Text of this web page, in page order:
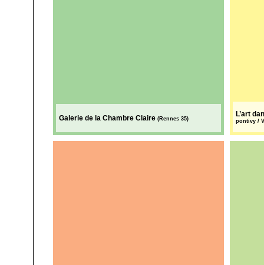
Galerie de la Chambre Claire (Rennes 35)
L’art
pontivy /